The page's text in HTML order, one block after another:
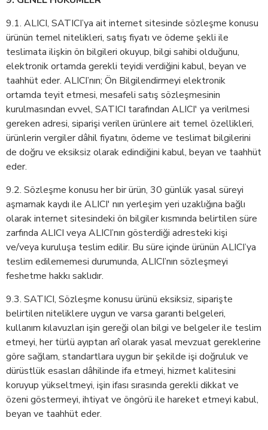
9.1. ALICI, SATICI’ya ait internet sitesinde sözleşme konusu
ürünün temel nitelikleri, satış fiyatı ve ödeme şekli ile
teslimata ilişkin ön bilgileri okuyup, bilgi sahibi olduğunu,
elektronik ortamda gerekli teyidi verdiğini kabul, beyan ve
taahhüt eder. ALICI’nın; Ön Bilgilendirmeyi elektronik
ortamda teyit etmesi, mesafeli satış sözleşmesinin
kurulmasından evvel, SATICI tarafından ALICI' ya verilmesi
gereken adresi, siparişi verilen ürünlere ait temel özellikleri,
ürünlerin vergiler dâhil fiyatını, ödeme ve teslimat bilgilerini
de doğru ve eksiksiz olarak edindiğini kabul, beyan ve taahhüt
eder.
9.2. Sözleşme konusu her bir ürün, 30 günlük yasal süreyi
aşmamak kaydı ile ALICI' nın yerleşim yeri uzaklığına bağlı
olarak internet sitesindeki ön bilgiler kısmında belirtilen süre
zarfında ALICI veya ALICI’nın gösterdiği adresteki kişi
ve/veya kuruluşa teslim edilir. Bu süre içinde ürünün ALICI’ya
teslim edilememesi durumunda, ALICI’nın sözleşmeyi
feshetme hakkı saklıdır.
9.3. SATICI, Sözleşme konusu ürünü eksiksiz, siparişte
belirtilen niteliklere uygun ve varsa garanti belgeleri,
kullanım kılavuzları işin gereği olan bilgi ve belgeler ile teslim
etmeyi, her türlü ayıptan arî olarak yasal mevzuat gereklerine
göre sağlam, standartlara uygun bir şekilde işi doğruluk ve
dürüstlük esasları dâhilinde ifa etmeyi, hizmet kalitesini
koruyup yükseltmeyi, işin ifası sırasında gerekli dikkat ve
özeni göstermeyi, ihtiyat ve öngörü ile hareket etmeyi kabul,
beyan ve taahhüt eder.